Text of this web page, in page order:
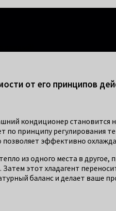
от его принципов
кондиционер
принципу регулирования
эффективно
из одного места в другое,
этот хладагент
баланс и делает ваше